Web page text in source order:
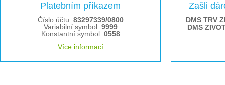
Platebním příkazem
Číslo účtu: 83297339/0800
Variabilní symbol: 9999
Konstantní symbol: 0558
Více informací
Zašli
DMS TRV
DMS